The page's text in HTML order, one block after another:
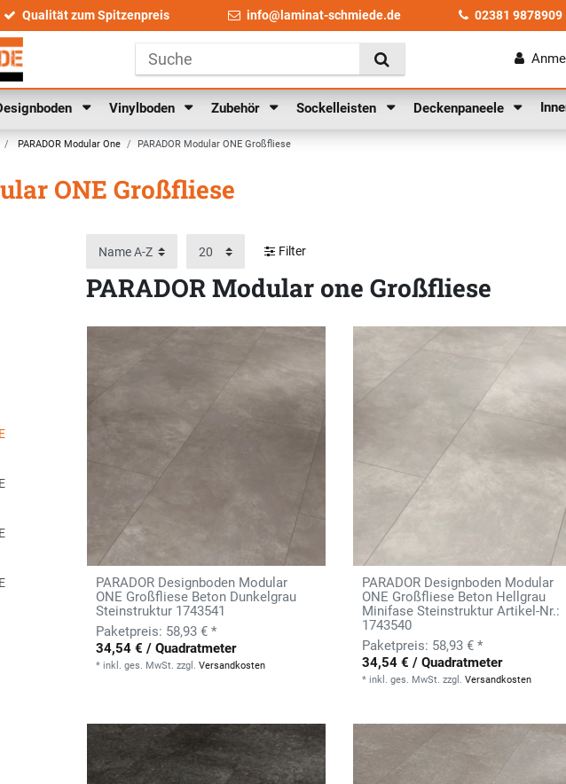
Qualität zum Spitzenpreis info@laminat-schmiede.de 02381 9878909
Vinylboden Zubehör Sockelleisten Deckenpaneele
PARADOR Modular One PARADOR Modular ONE Großfliese
ONE Großfliese
Filter
PARADOR Modular one Großfliese
PARADOR Designboden Modular
ONE Großfliese Beton Dunkelgrau
Steinstruktur 1743541
58,93 € *
34,54 € / Quadratmeter
* inkl. ges. MwSt. zzgl.Versandkosten
PARADOR Designboden Modular
ONE Großfliese Beton Hellgrau
Minifase Steinstruktur Artikel-Nr.:
1743540
58,93 € *
34,54 € / Quadratmeter
* inkl. ges. MwSt. zzgl.Versandkosten